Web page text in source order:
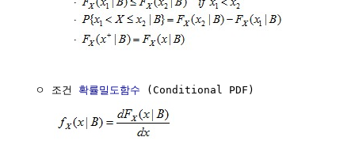
  ㅇ 조건
확률밀도함수 (Conditional PDF)